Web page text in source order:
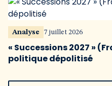
Analyse 7 juillet 2026
« Successions 2027 »
politique dépolitisé